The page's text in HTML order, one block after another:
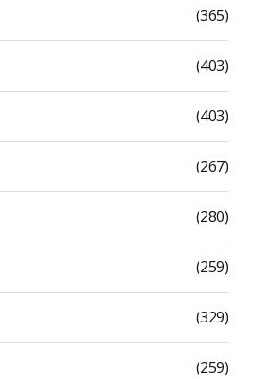
(365)
(403)
(403)
(267)
(280)
(259)
(329)
(259)